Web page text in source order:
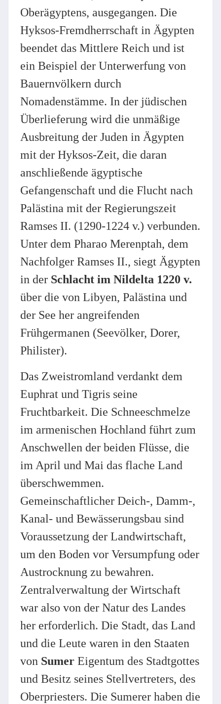
Oberägyptens, ausgegangen. Die
Hyksos-Fremdherrschaft in Ägypten
beendet das Mittlere Reich und ist
ein Beispiel der Unterwerfung von
Bauernvölkern durch
Nomadenstämme. In der jüdischen
Überlieferung wird die unmäßige
Ausbreitung der Juden in Ägypten
mit der Hyksos-Zeit, die daran
anschließende ägyptische
Gefangenschaft und die Flucht nach
Palästina mit der Regierungszeit
Ramses II. (1290-1224 v.) verbunden.
Unter dem Pharao Merenptah, dem
Nachfolger Ramses II., siegt Ägypten
in der Schlacht im Nildelta 1220 v.
über die von Libyen, Palästina und
der See her angreifenden
Frühgermanen (Seevölker, Dorer,
Philister).
Das Zweistromland verdankt dem
Euphrat und Tigris seine
Fruchtbarkeit. Die Schneeschmelze
im armenischen Hochland führt zum
Anschwellen der beiden Flüsse, die
im April und Mai das flache Land
überschwemmen.
Gemeinschaftlicher Deich-, Damm-,
Kanal- und Bewässerungsbau sind
Voraussetzung der Landwirtschaft,
um den Boden vor Versumpfung oder
Austrocknung zu bewahren.
Zentralverwaltung der Wirtschaft
war also von der Natur des Landes
her erforderlich. Die Stadt, das Land
und die Leute waren in den Staaten
von Sumer Eigentum des Stadtgottes
und Besitz seines Stellvertreters, des
Oberpriesters. Die Sumerer haben die